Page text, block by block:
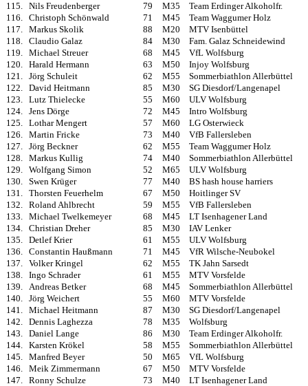
115. Nils Freudenberger 79 M35
Team Erdinger Alkoholfr.
116. Christoph Schönwald 71 M45
Team Waggumer Holz
117. Markus Skolik 88 M20
MTV Isenbüttel
118. Claudio Galaz 84 M30
Fam. Galaz Schneidewind
119. Michael Streuer 68 M45
VfL Wolfsburg
120. Harald Hermann 63 M50
Injoy Wolfsburg
121. Jörg Schuleit 62 M55
Sommerbiathlon Allerbüttel
122. David Heitmann 85 M30
SG Diesdorf/Langenapel
123. Lutz Thielecke 55 M60
ULV Wolfsburg
124. Jens Dörge 72 M45
Intro Wolfsburg
125. Lothar Mengert 57 M60
LG Osterwieck
126. Martin Fricke 73 M40
VfB Fallersleben
127. Jörg Beckner 62 M55
Team Waggumer Holz
128. Markus Kullig 74 M40
Sommerbiathlon Allerbüttel
129. Wolfgang Simon 52 M65
ULV Wolfsburg
130. Swen Krüger 77 M40
BS hash house harriers
131. Thorsten Feuerhelm 67 M50
Hoitlinger SV
132. Roland Ahlbrecht 59 M55
VfB Fallersleben
133. Michael Twelkemeyer 68 M45
LT Isenhagener Land
134. Christian Dreher 85 M30
IAV Lenker
135. Detlef Krier 61 M55
ULV Wolfsburg
136. Constantin Haußmann 71 M45
VfR Wilsche-Neubokel
137. Volker Kringel 62 M55
TK Jahn Sarsedt
138. Ingo Schrader 61 M55
MTV Vorsfelde
139. Andreas Betker 68 M45
Sommerbiathlon Allerbüttel
140. Jörg Weichert 55 M60
MTV Vorsfelde
141. Michael Heitmann 87 M30
SG Diesdorf/Langenapel
142. Dennis Laghezza 78 M35
Wolfsburg
143. Daniel Lange 86 M30
Team Erdinger Alkoholfr.
144. Karsten Krökel 58 M55
Sommerbiathlon Allerbüttel
145. Manfred Beyer 50 M65
VfL Wolfsburg
146. Meik Zimmermann 67 M50
MTV Vorsfelde
147. Ronny Schulze 73 M40
LT Isenhagener Land